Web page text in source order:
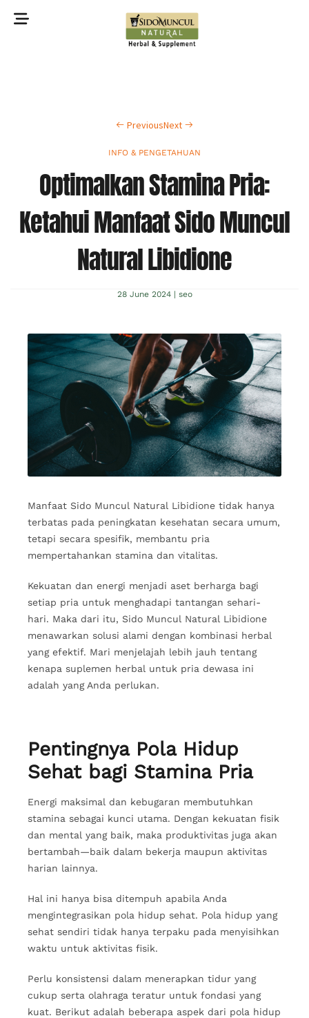
PreviousNext
INFO & PENGETAHUAN
Optimalkan Stamina Pria:
Ketahui Manfaat Sido Muncul
Natural Libidione
28 June 2024 | seo
Manfaat Sido Muncul Natural Libidione tidak hanya
terbatas pada peningkatan kesehatan secara umum,
tetapi secara spesifik, membantu pria
mempertahankan stamina dan vitalitas.
Kekuatan dan energi menjadi aset berharga bagi
setiap pria untuk menghadapi tantangan sehari-
hari. Maka dari itu, Sido Muncul Natural Libidione
menawarkan solusi alami dengan kombinasi herbal
yang efektif. Mari menjelajah lebih jauh tentang
kenapa suplemen herbal untuk pria dewasa ini
adalah yang Anda perlukan.
Pentingnya Pola Hidup
Sehat bagi Stamina Pria
Energi maksimal dan kebugaran membutuhkan
stamina sebagai kunci utama. Dengan kekuatan fisik
dan mental yang baik, maka produktivitas juga akan
bertambah—baik dalam bekerja maupun aktivitas
harian lainnya.
Hal ini hanya bisa ditempuh apabila Anda
mengintegrasikan pola hidup sehat. Pola hidup yang
sehat sendiri tidak hanya terpaku pada menyisihkan
waktu untuk aktivitas fisik.
Perlu konsistensi dalam menerapkan tidur yang
cukup serta olahraga teratur untuk fondasi yang
kuat. Berikut adalah beberapa aspek dari pola hidup